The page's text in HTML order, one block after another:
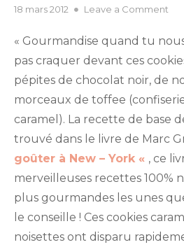
18 mars 2012 Leave a Comment
« Gourmandise quand tu
pas craquer devant ces
pépites de chocolat noir, de
morceaux de toffee
caramel). La recette de base
trouvé dans le livre de Marc
goûter à New – York « , ce
merveilleuses recettes 100%
plus gourmandes les unes
le conseille ! Ces cookies
noisettes ont disparu